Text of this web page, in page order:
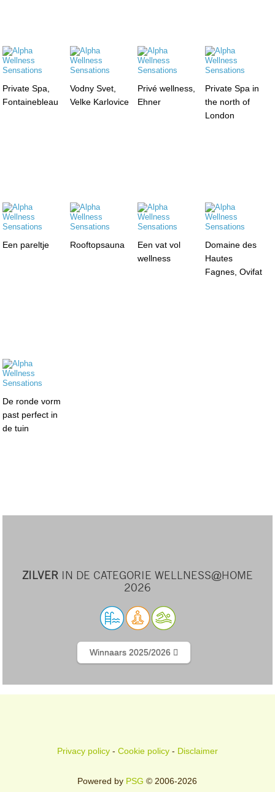
Private Spa,
Fontainebleau
Vodny Svet,
Velke Karlovice
Privé wellness,
Ehner
Private Spa in
the north of
London
Een pareltje Rooftopsauna
Een vat vol
wellness
Domaine des
Hautes
Fagnes, Ovifat
De ronde vorm
past perfect in
de tuin
ZILVER IN DE CATEGORIE WELLNESS@HOME
2026
Winnaars 2025/2026
Privacy policy- Cookie policy- Disclaimer
Powered by PSG © 2006-2026